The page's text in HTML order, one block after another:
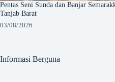
Pentas Seni Sunda dan Banjar
Tanjab Barat
03/08/2026
Informasi Berguna